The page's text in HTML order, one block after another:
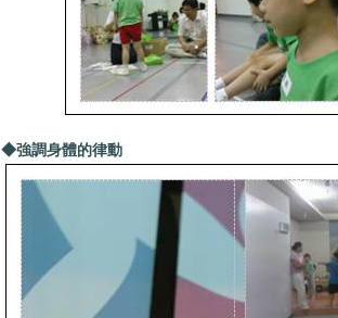
◆強調身體的律動